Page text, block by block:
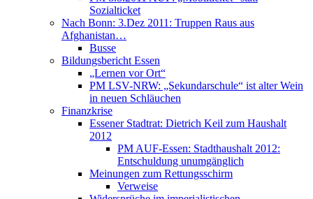
Sozialticket
Nach Bonn: 3.Dez 2011: Truppen Raus aus
Afghanistan…
Busse
Bildungsbericht Essen
„Lernen vor Ort“
PM LSV-NRW: „Sekundarschule“ ist alter Wein
in neuen Schläuchen
Finanzkrise
Essener Stadtrat: Dietrich Keil zum Haushalt
2012
PM AUF-Essen: Stadthaushalt 2012:
Entschuldung unumgänglich
Meinungen zum Rettungsschirm
Verweise